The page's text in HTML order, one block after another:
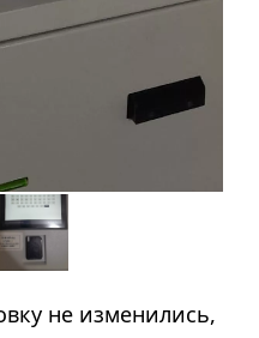
не изменились,